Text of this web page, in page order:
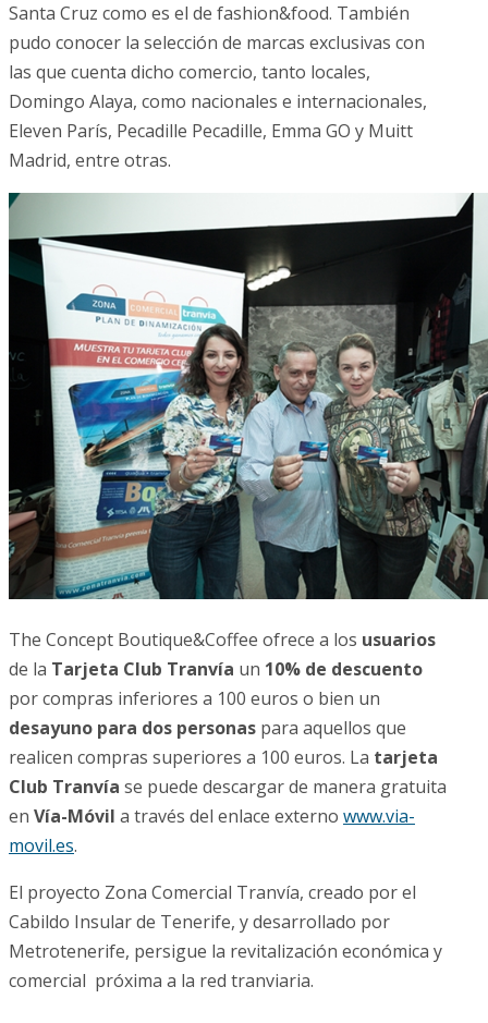
Santa Cruz como es el de fashion&food. También
pudo conocer la selección de marcas exclusivas con
las que cuenta dicho comercio, tanto locales,
Domingo Alaya, como nacionales e internacionales,
Eleven París, Pecadille Pecadille, Emma GO y Muitt
Madrid, entre otras.
The Concept Boutique&Coffee ofrece a los usuarios
de la Tarjeta Club Tranvía un 10% de descuento
por compras inferiores a 100 euros o bien un
desayuno para dos personas para aquellos que
realicen compras superiores a 100 euros. La tarjeta
Club Tranvía se puede descargar de manera gratuita
en Vía-Móvil a través del enlace externo www.via-
movil.es.
El proyecto Zona Comercial Tranvía, creado por el
Cabildo Insular de Tenerife, y desarrollado por
Metrotenerife, persigue la revitalización económica y
comercial próxima a la red tranviaria.